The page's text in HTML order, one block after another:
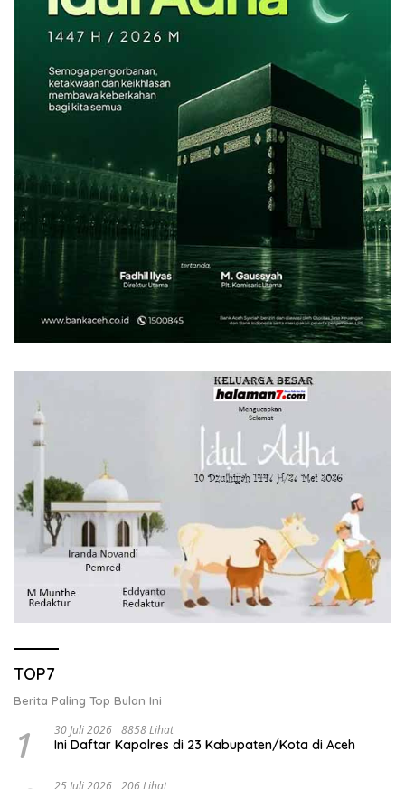
TOP7
Berita Paling Top Bulan Ini
1 30 Juli 2026 8858 Lihat
Ini Daftar Kapolres di 23 Kabupaten/Kota di Aceh
25 Juli 2026 206 Lihat